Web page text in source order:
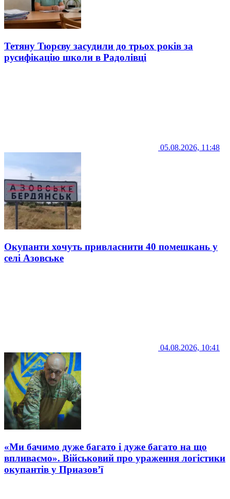
Тетяну Тюрєву засудили до трьох років за
русифікацію школи в Радолівці
05.08.2026, 11:48
Окупанти хочуть привласнити 40 помешкань у
селі Азовське
04.08.2026, 10:41
«Ми бачимо дуже багато і дуже багато на що
впливаємо». Військовий про ураження логістики
окупантів у Приазов’ї